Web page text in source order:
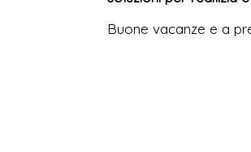
Buone vacanze e a